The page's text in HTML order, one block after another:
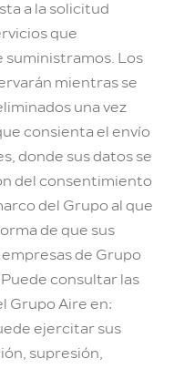
a la solicitud
que
suministramos. Los
mientras se
una vez
consienta el envío
donde sus datos se
del consentimiento
del Grupo al que
de que sus
de Grupo
consultar las
Grupo Aire en:
ejercitar sus
supresión,